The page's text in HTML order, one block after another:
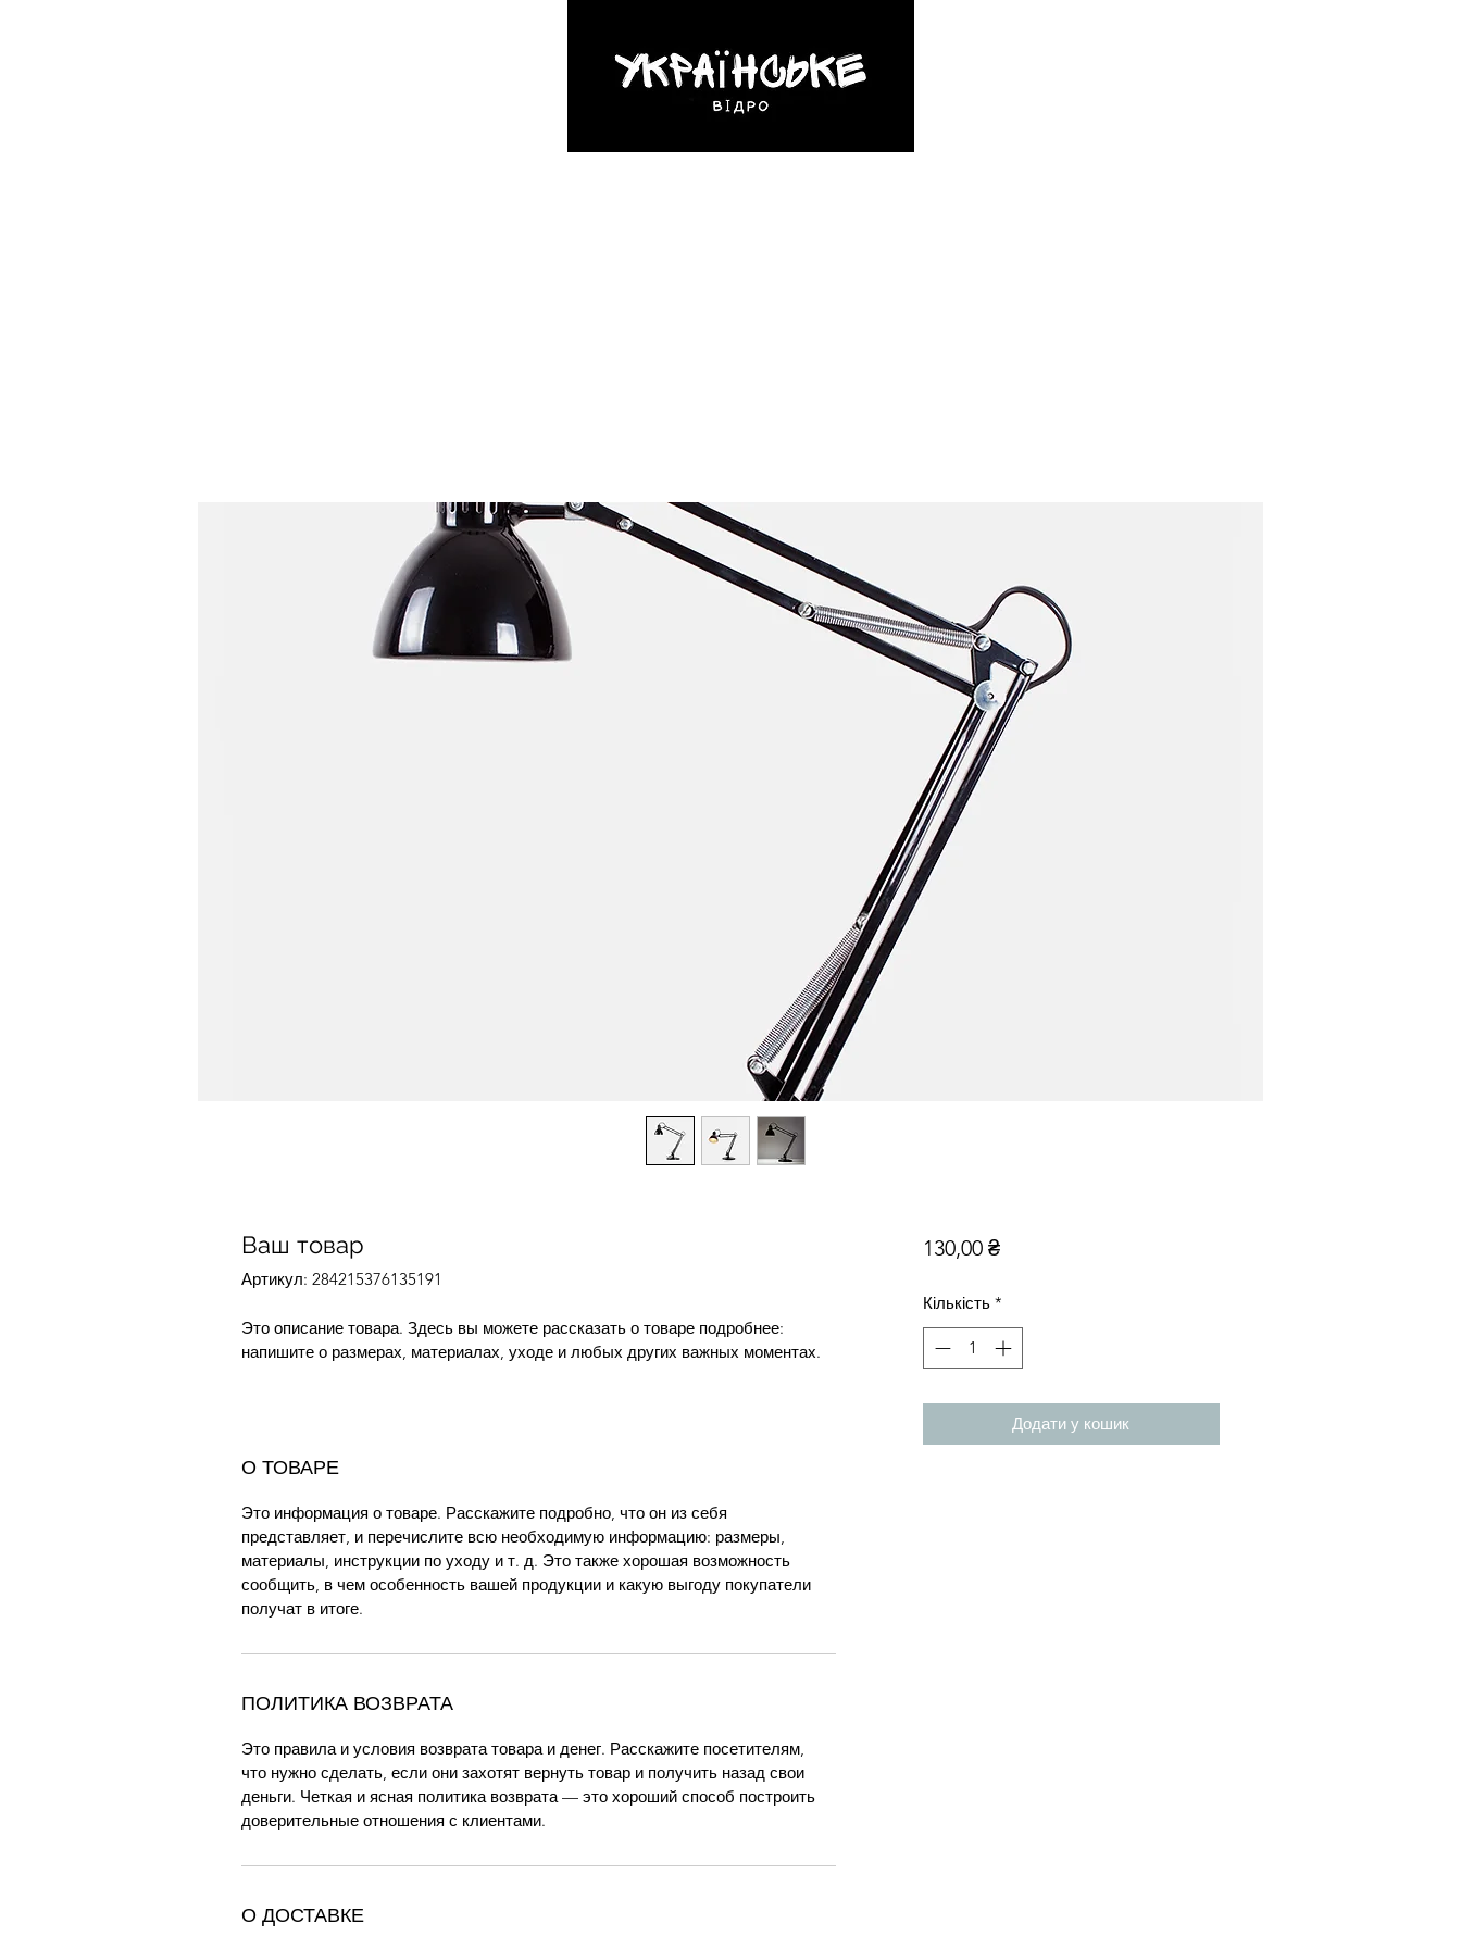
Ваш товар
Артикул: 284215376135191
Это описание товара. Здесь вы можете рассказать о товаре подробнее:
напишите о размерах, материалах, уходе и любых других важных моментах.
О ТОВАРЕ
Это информация о товаре. Расскажите подробно, что он из себя
представляет, и перечислите всю необходимую информацию: размеры,
материалы, инструкции по уходу и т. д. Это также хорошая возможность
сообщить, в чем особенность вашей продукции и какую выгоду покупатели
получат в итоге.
ПОЛИТИКА ВОЗВРАТА
Это правила и условия возврата товара и денег. Расскажите посетителям,
что нужно сделать, если они захотят вернуть товар и получить назад свои
деньги. Четкая и ясная политика возврата — это хороший способ построить
доверительные отношения с клиентами.
О ДОСТАВКЕ
130,00 ₴Ціна
Кількість *
Додати у кошик